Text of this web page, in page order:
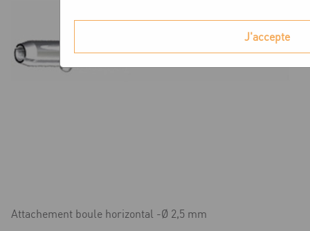
Attachement boule horizontal -Ø 2,5 mm
J'accepte